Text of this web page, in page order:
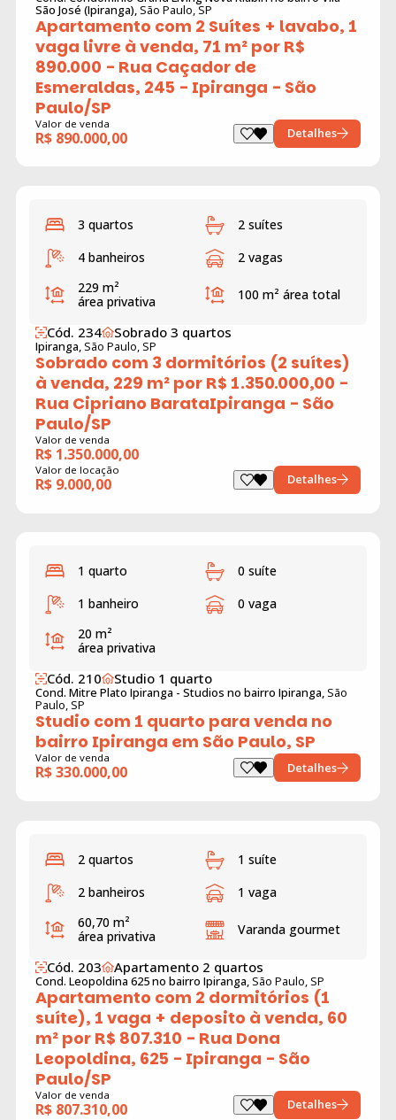
São José (Ipiranga), São Paulo, SP
Apartamento com 2 Suítes + lavabo, 1
vaga livre à venda, 71 m² por R$
890.000 - Rua Caçador de
Esmeraldas, 245 - Ipiranga - São
Paulo/SP
Valor de venda
R$ 890.000,00 Detalhes
3 quartos
2 suítes
4 banheiros
2 vagas
229 m²
área privativa
100 m² área total
Cód. 234 Sobrado 3 quartos
Ipiranga, São Paulo, SP
Sobrado com 3 dormitórios (2 suítes)
à venda, 229 m² por R$ 1.350.000,00 -
Rua Cipriano BarataIpiranga - São
Paulo/SP
Valor de venda
R$ 1.350.000,00
Valor de locação
R$ 9.000,00 Detalhes
1 quarto
0 suíte
1 banheiro
0 vaga
20 m²
área privativa
Cód. 210 Studio 1 quarto
Cond. Mitre Plato Ipiranga - Studios no bairro Ipiranga, São
Paulo, SP
Studio com 1 quarto para venda no
bairro Ipiranga em São Paulo, SP
Valor de venda
R$ 330.000,00 Detalhes
2 quartos
1 suíte
2 banheiros
1 vaga
60,70 m²
área privativa
Varanda gourmet
Cód. 203 Apartamento 2 quartos
Cond. Leopoldina 625 no bairro Ipiranga, São Paulo, SP
Apartamento com 2 dormitórios (1
suíte), 1 vaga + deposito à venda, 60
m² por R$ 807.310 - Rua Dona
Leopoldina, 625 - Ipiranga - São
Paulo/SP
Valor de venda
R$ 807.310,00 Detalhes